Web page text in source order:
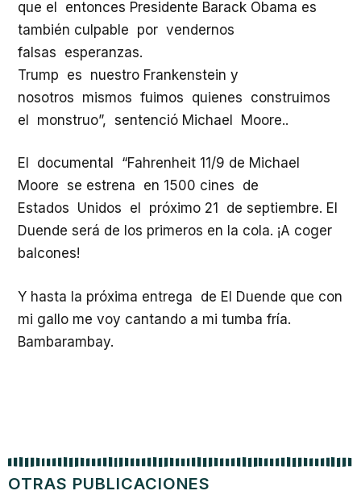
que el entonces Presidente Barack Obama es
también culpable por vendernos
falsas esperanzas.
Trump es nuestro Frankenstein y
nosotros mismos fuimos quienes construimos
el monstruo”, sentenció Michael Moore..
El documental “Fahrenheit 11/9 de Michael
Moore se estrena en 1500 cines de
Estados Unidos el próximo 21 de septiembre. El
Duende será de los primeros en la cola. ¡A coger
balcones!
Y hasta la próxima entrega de El Duende que con
mi gallo me voy cantando a mi tumba fría.
Bambarambay.
OTRAS PUBLICACIONES